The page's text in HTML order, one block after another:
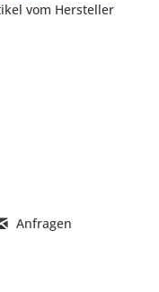
vom Hersteller
Anfragen